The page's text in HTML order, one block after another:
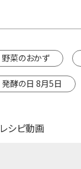
野菜のおかず
発酵の日 8月5日
レシピ動画